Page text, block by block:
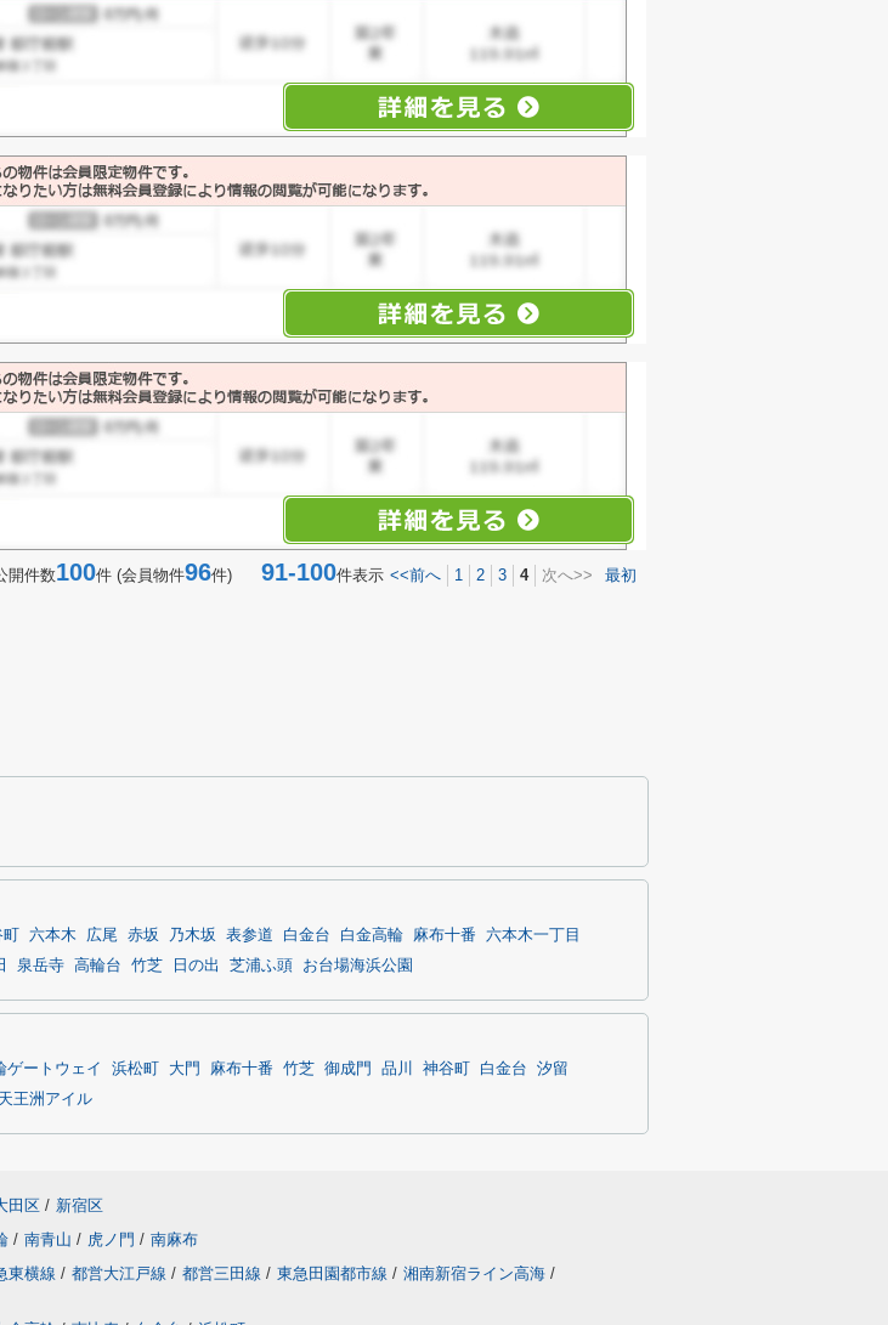
開件数100件 (会員物件96件) 91-100件表示 <<前へ 1 2 3 4 次へ>> 最初
六本木 広尾 赤坂 乃木坂 表参道 白金台 白金高輪 麻布十番
六本木一丁目
泉岳寺 高輪台 竹芝 日の出 芝浦ふ頭 お台場海浜公園
ゲートウェイ 浜松町 大門 麻布十番 竹芝 御成門 品川 神谷町 白金台
汐留
天王洲アイル
田区 / 新宿区
/ 南青山 / 虎ノ門 / 南麻布
東横線 / 都営大江戸線 / 都営三田線 / 東急田園都市線 / 湘南新宿ライン高海 /